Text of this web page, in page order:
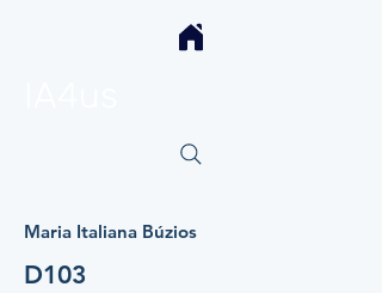
Maria Italiana Búzios
D103